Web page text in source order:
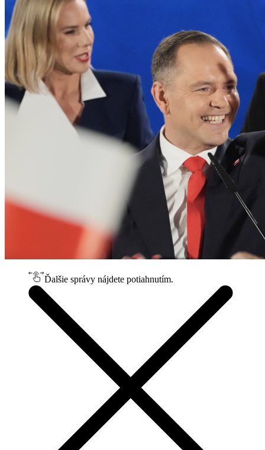
Ďalšie správy nájdete potiahnutím.